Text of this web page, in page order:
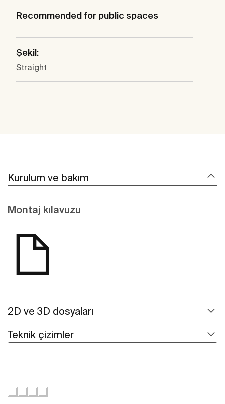
Recommended for public spaces
Şekil:
Straight
Kurulum ve bakım
Montaj kılavuzu
2D ve 3D dosyaları
Teknik çizimler